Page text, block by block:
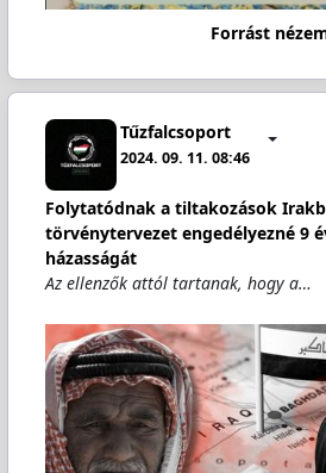
Forrást
Tűzfalcsoport
2024. 09. 11. 08:46
Folytatódnak a tiltakozások
törvénytervezet engedélyezné 9
házasságát
Az ellenzők attól tartanak, hogy a…